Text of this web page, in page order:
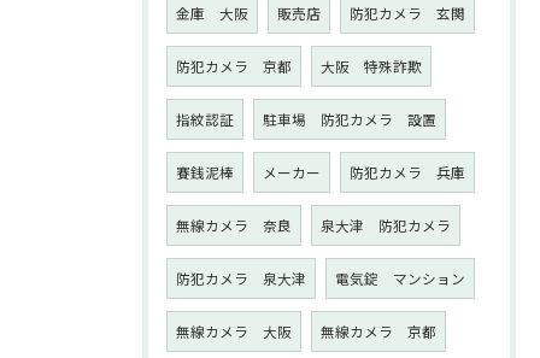
金庫 大阪 販売店 防犯カメラ 玄関
防犯カメラ 京都 大阪 特殊詐欺
指紋認証 駐車場 防犯カメラ 設置
賽銭泥棒 メーカー 防犯カメラ 兵庫
無線カメラ 奈良 泉大津 防犯カメラ
防犯カメラ 泉大津 電気錠 マンション
無線カメラ 大阪 無線カメラ 京都